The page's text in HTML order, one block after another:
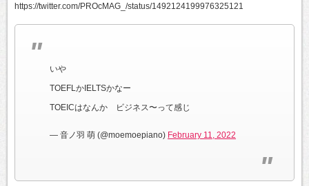
https://twitter.com/PROcMAG_/status/1492124199976325121
いや
TOEFLかIELTSかなー
TOEICはなんか ビジネス〜って感じ
— 音ノ羽 萌 (@moemoepiano) February 11, 2022